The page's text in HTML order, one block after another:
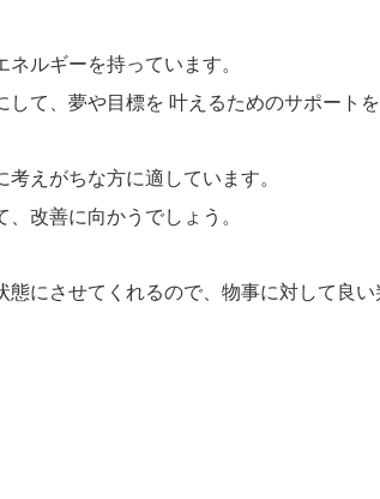
ルギーを持っています。
て、夢や目標を 叶えるためのサポートを
えがちな方に適しています。
改善に向かうでしょう。
にさせてくれるので、物事に対して良い